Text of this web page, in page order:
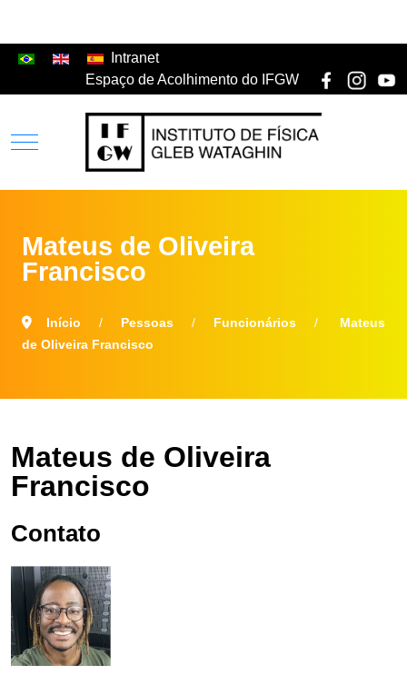
Intranet
Espaço de Acolhimento do IFGW
Mateus de Oliveira
Francisco
Início Pessoas Funcionários
Mateus
de Oliveira Francisco
Mateus de Oliveira
Francisco
Contato